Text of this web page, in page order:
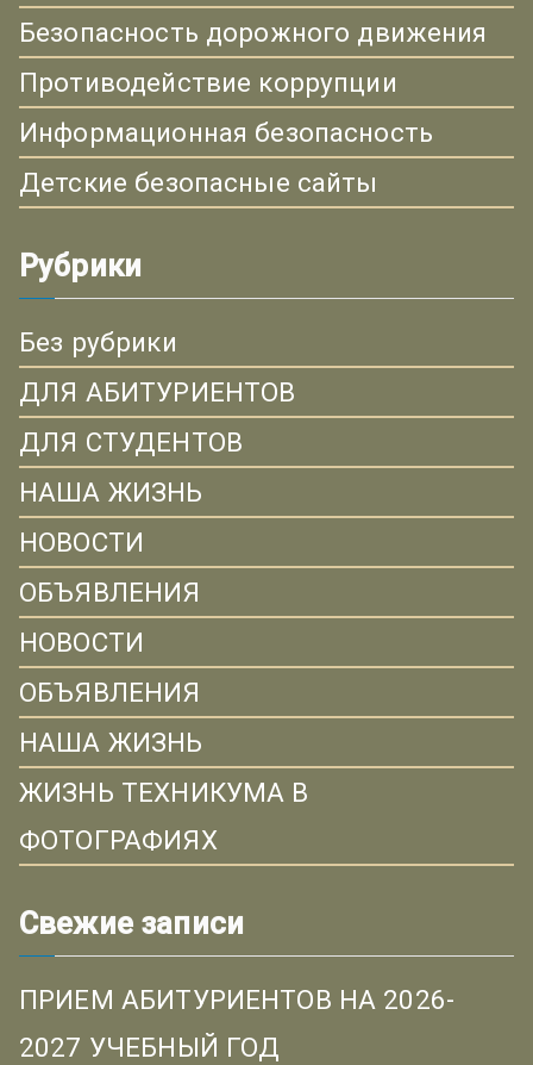
Безопасность дорожного движения
Противодействие коррупции
Информационная безопасность
Детские безопасные сайты
Рубрики
Без рубрики
ДЛЯ АБИТУРИЕНТОВ
ДЛЯ СТУДЕНТОВ
НАША ЖИЗНЬ
НОВОСТИ
ОБЪЯВЛЕНИЯ
НОВОСТИ
ОБЪЯВЛЕНИЯ
НАША ЖИЗНЬ
ЖИЗНЬ ТЕХНИКУМА В
ФОТОГРАФИЯХ
Свежие записи
ПРИЕМ АБИТУРИЕНТОВ НА 2026-
2027 УЧЕБНЫЙ ГОД